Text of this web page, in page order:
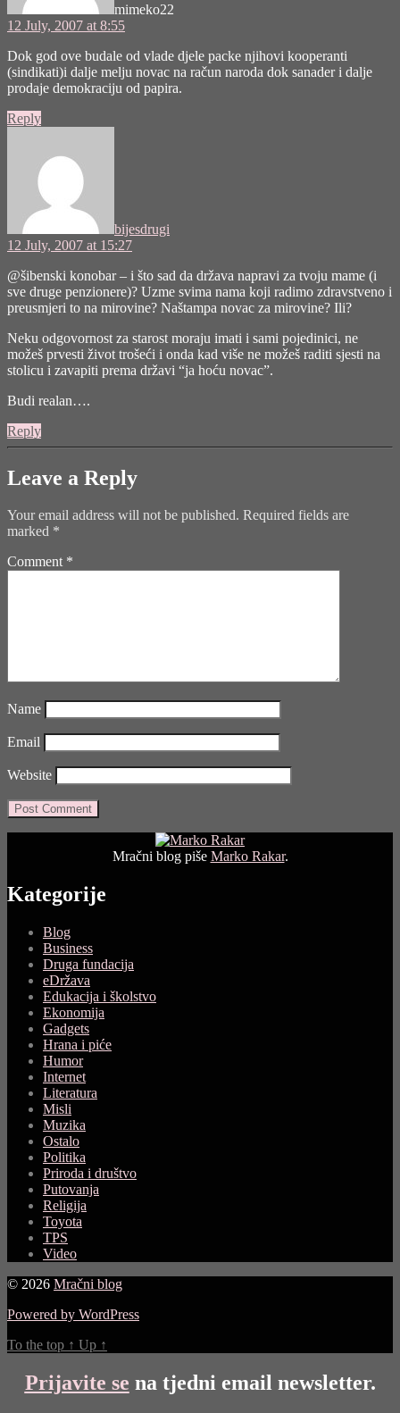
mimeko22
12 July, 2007 at 8:55
Dok god ove budale od vlade djele packe njihovi kooperanti
(sindikati)i dalje melju novac na račun naroda dok sanader i dalje
prodaje demokraciju od papira.
Reply
bijesdrugi
12 July, 2007 at 15:27
@šibenski konobar – i što sad da država napravi za tvoju mame (i
sve druge penzionere)? Uzme svima nama koji radimo zdravstveno i
preusmjeri to na mirovine? Naštampa novac za mirovine? Ili?
Neku odgovornost za starost moraju imati i sami pojedinici, ne
možeš prvesti život trošeći i onda kad više ne možeš raditi sjesti na
stolicu i zavapiti prema državi “ja hoću novac”.
Budi realan….
Reply
Leave a Reply
Your email address will not be published. Required fields are
marked *
Comment *
Name
Email
Website
Mračni blog piše Marko Rakar.
Kategorije
Blog
Business
Druga fundacija
eDržava
Edukacija i školstvo
Ekonomija
Gadgets
Hrana i piće
Humor
Internet
Literatura
Misli
Muzika
Ostalo
Politika
Priroda i društvo
Putovanja
Religija
Toyota
TPS
Video
© 2026 Mračni blog
Powered by WordPress
To the top ↑ Up ↑
Prijavite se na tjedni email newsletter.